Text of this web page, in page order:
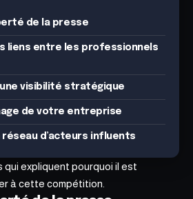
de la presse
liens entre les professionnels
visibilité stratégique
de votre entreprise
réseau d’acteurs influents
qui expliquent pourquoi il est
à cette compétition.